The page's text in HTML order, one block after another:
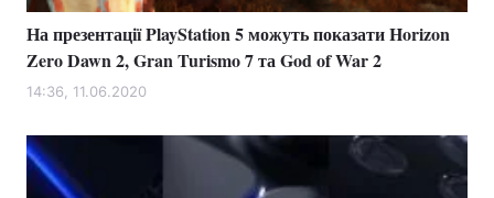
На презентації PlayStation 5 можуть показати Horizon
Zero Dawn 2, Gran Turismo 7 та God of War 2
14:36, 11.06.2020